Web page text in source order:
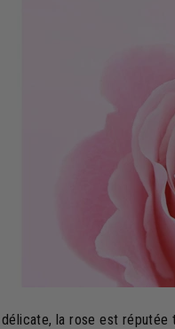
la rose est